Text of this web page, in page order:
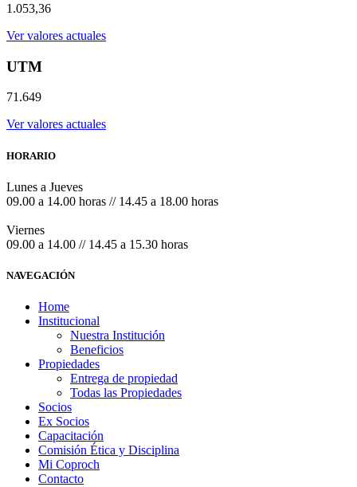
1.053,36
Ver valores actuales
UTM
71.649
Ver valores actuales
HORARIO
Lunes a Jueves
09.00 a 14.00 horas // 14.45 a 18.00 horas
Viernes
09.00 a 14.00 // 14.45 a 15.30 horas
NAVEGACIÓN
Home
Institucional
Nuestra Institución
Beneficios
Propiedades
Entrega de propiedad
Todas las Propiedades
Socios
Ex Socios
Capacitación
Comisión Ética y Disciplina
Mi Coproch
Contacto